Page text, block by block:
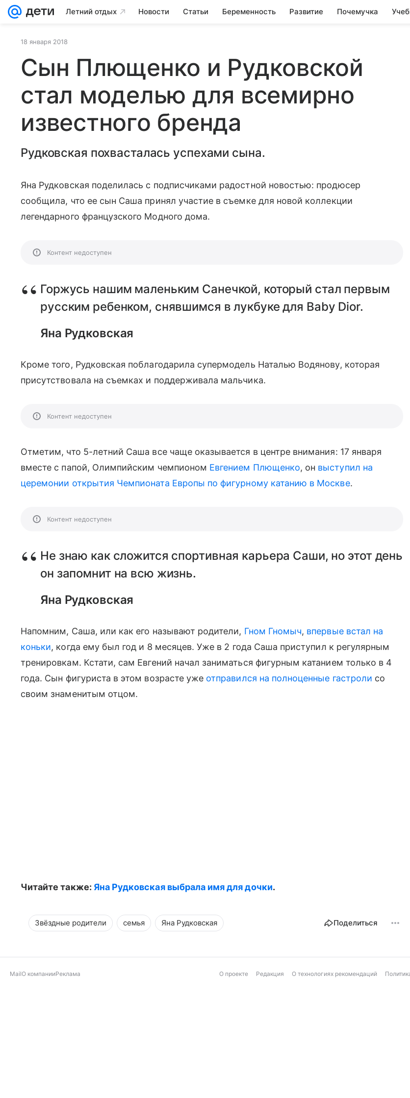
Летний отдых Новости Статьи Беременность Развитие Почемучка
18 января 2018
Сын Плющенко и Рудковской
стал моделью для всемирно
известного бренда
Рудковская похвасталась успехами сына.
Яна Рудковская поделилась с подписчиками радостной новостью: продюсер
сообщила, что ее сын Саша принял участие в съемке для новой коллекции
легендарного французского Модного дома.
Контент недоступен
Горжусь нашим маленьким Санечкой, который стал первым
русским ребенком, снявшимся в лукбуке для Baby Dior.
Яна Рудковская
Кроме того, Рудковская поблагодарила супермодель Наталью Водянову, которая
присутствовала на съемках и поддерживала мальчика.
Контент недоступен
Отметим, что 5-летний Саша все чаще оказывается в центре внимания: 17 января
вместе с папой, Олимпийским чемпионом Евгением Плющенко, он выступил на
церемонии открытия Чемпионата Европы по фигурному катанию в Москве.
Контент недоступен
Не знаю как сложится спортивная карьера Саши, но этот день
он запомнит на всю жизнь.
Яна Рудковская
Напомним, Саша, или как его называют родители, Гном Гномыч, впервые встал на
коньки, когда ему был год и 8 месяцев. Уже в 2 года Саша приступил к регулярным
тренировкам. Кстати, сам Евгений начал заниматься фигурным катанием только в 4
года. Сын фигуриста в этом возрасте уже отправился на полноценные гастроли со
своим знаменитым отцом.
Читайте также: Яна Рудковская выбрала имя для дочки.
Звёздные родители семья Яна Рудковская Поделиться
MailО компанииРеклама О проекте Редакция О технологиях рекомендаций